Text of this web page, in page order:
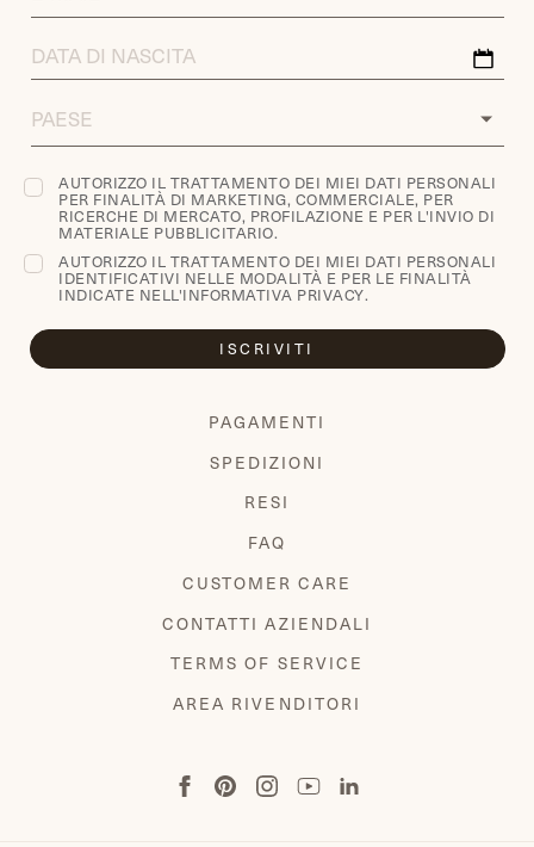
ADDRESS
DATA
DI
COUNTRY
AUTORIZZO IL TRATTAMENTO DEI MIEI DATI PERSONALI
PER FINALITÀ DI MARKETING, COMMERCIALE, PER
RICERCHE DI MERCATO, PROFILAZIONE E PER L'INVIO DI
MATERIALE PUBBLICITARIO.
AUTORIZZO IL TRATTAMENTO DEI MIEI DATI PERSONALI
IDENTIFICATIVI NELLE MODALITÀ E PER LE FINALITÀ
INDICATE NELL'INFORMATIVA PRIVACY.
ISCRIVITI
PAGAMENTI
SPEDIZIONI
RESI
FAQ
CUSTOMER CARE
CONTATTI AZIENDALI
TERMS OF SERVICE
AREA RIVENDITORI